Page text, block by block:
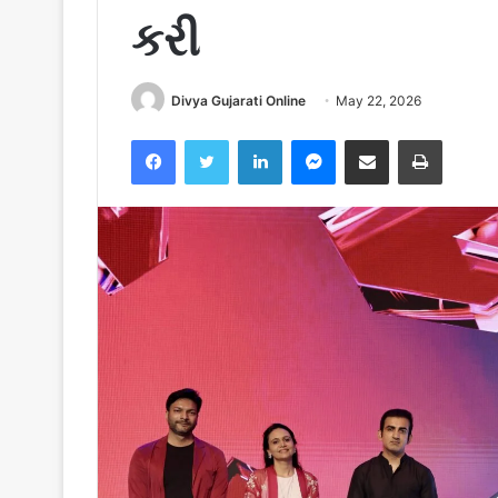
કરી
Divya Gujarati Online May 22, 2026
FacebookTwitter LinkedInMessenger
Share via Email Print